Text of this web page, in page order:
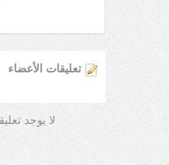
تعليقات الأعضاء
لا يوجد